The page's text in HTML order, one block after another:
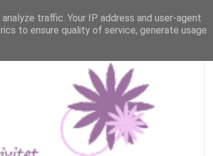
traffic. Your IP address and user-agent
to ensure quality of service, generate usage